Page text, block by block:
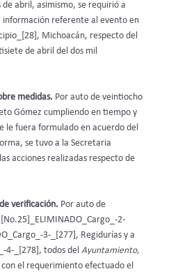
abril, asimismo, se requirió a
información referente al evento en
Michoacán, respecto del
de abril del dos mil
medidas. Por auto de veintiocho
Gómez cumpliendo en tiempo y
le fuera formulado en acuerdo del
se tuvo a la Secretaria
acciones realizadas respecto de
verificación. Por auto de
2-
3-_[277], Regidurías y a
4-_[278], todos del Ayuntamiento,
el requerimiento efectuado el